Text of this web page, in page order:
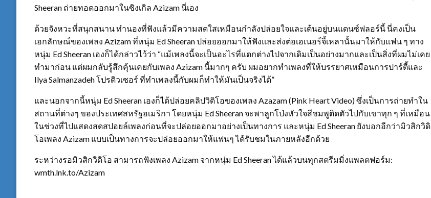
Sheeran ถ่ายทอดออกมาในซิงเกิล Azizam นี่เอง
ด้วยจังหวะที่สนุกสนาน ทำนองที่ฟังแล้วมีความสดใสเหมือนกำลังปล่อยใจและเต้นอยู่บนแดนซ์ฟลอร์นี้ นี่คงเป็น
เอกลักษณ์ของเพลง Azizam ที่หนุ่ม Ed Sheeran ปล่อยออกมาให้ฟังและส่งต่อเอเนอร์จี้เหลานั้นมาให้กับแฟน ๆ ทาง
หนุ่ม Ed Sheeran เองก็ได้กล่าวไว้ว่า “แม้เพลงนี้จะเป็นอะไรที่แตกต่างไปจากเดิมเป็นอย่างมากและเป็นสิ่งที่ผมไม่เคย
ทำมาก่อน แต่ผมกลับรู้สึกคุ้นเคยกับเพลง Azizam นี้มากๆ ครับ ผมอยากทำเพลงที่ให้บรรยาศเหมือนการปาร์ตี้และ
Ilya Salmanzadeh โปรดิวเซอร์ ที่ทำเพลงนี้กับผมก็ทำให้มันเป็นจริงได้”
และนอกจากนี้หนุ่ม Ed Sheeran เองก็ได้ปล่อยคลิปวิดิโอของเพลง Azazam (Pink Heart Video) ซึ่งเป็นการถ่ายทำใน
สถานที่ต่างๆ ของประเทศสหรัฐอเมริกา โดยหนุ่ม Ed Sheeran จะพาลูกโป่งหัวใจสีชมพูติดตัวไปกับเขาทุก ๆ ที่เหมือน
ในช่วงที่ไปแสดงสดสปอยล์เพลงก่อนที่จะปล่อยออกมาอย่างเป็นทางการ และหนุ่ม Ed Sheeran ยังบอกอีกว่ามิวสิกวิดิ
โอเพลง Azizam แบบเป็นทางการจะปล่อยออกมาให้แฟนๆ ได้รับชมในภายหลังอีกด้วย
ระหว่างรอมิวสิกวิดิโอ สามารถฟังเพลง Azizam จากหนุ่ม Ed Sheeran ได้แล้วบนทุกสตรีมมิ่งแพลตฟอร์ม:
wmth.lnk.to/Azizam